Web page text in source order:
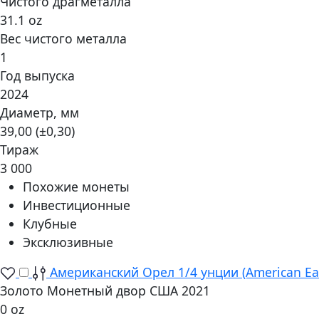
31.1 oz
Вес чистого металла
1
Год выпуска
2024
Диаметр, мм
39,00 (±0,30)
Тираж
3 000
Похожие монеты
Инвестиционные
Клубные
Эксклюзивные
Американский Орел 1/4 унции (American
Золото Монетный двор США 2021
0 oz